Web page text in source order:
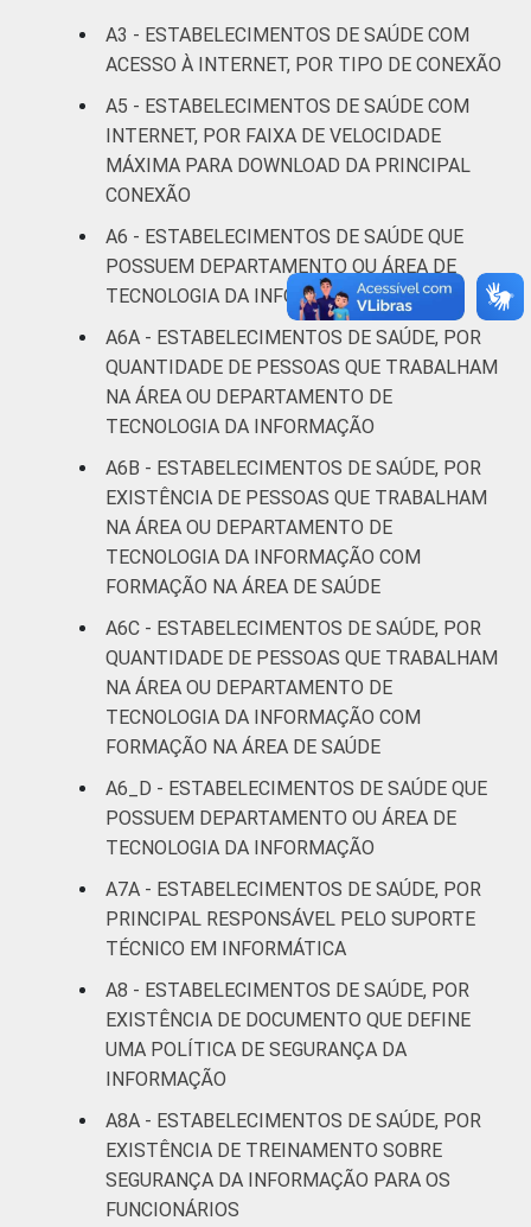
Interior 25
Fonte: CGI/NIC.br, Centro Regional de
Estudos para o Desenvolvimento da
Sociedade da Informação (Cetic.br),
Pesquisa sobre o uso das tecnologias de
estabelecimentos de saúde brasileiros - TIC
Saúde 2019.
A3 - ESTABELECIMENTOS DE SAÚDE COM
ACESSO À INTERNET, POR TIPO DE CONEXÃO
A5 - ESTABELECIMENTOS DE SAÚDE COM
INTERNET, POR FAIXA DE VELOCIDADE
MÁXIMA PARA DOWNLOAD DA PRINCIPAL
CONEXÃO
A6 - ESTABELECIMENTOS DE SAÚDE QUE
POSSUEM DEPARTAMENTO OU ÁREA DE
TECNOLOGIA DA INFORMAÇÃO
A6A - ESTABELECIMENTOS DE SAÚDE, POR
QUANTIDADE DE PESSOAS QUE TRABALHAM
NA ÁREA OU DEPARTAMENTO DE
TECNOLOGIA DA INFORMAÇÃO
A6B - ESTABELECIMENTOS DE SAÚDE, POR
EXISTÊNCIA DE PESSOAS QUE TRABALHAM
NA ÁREA OU DEPARTAMENTO DE
TECNOLOGIA DA INFORMAÇÃO COM
FORMAÇÃO NA ÁREA DE SAÚDE
A6C - ESTABELECIMENTOS DE SAÚDE, POR
QUANTIDADE DE PESSOAS QUE TRABALHAM
NA ÁREA OU DEPARTAMENTO DE
TECNOLOGIA DA INFORMAÇÃO COM
FORMAÇÃO NA ÁREA DE SAÚDE
A6_D - ESTABELECIMENTOS DE SAÚDE QUE
POSSUEM DEPARTAMENTO OU ÁREA DE
TECNOLOGIA DA INFORMAÇÃO
A7A - ESTABELECIMENTOS DE SAÚDE, POR
PRINCIPAL RESPONSÁVEL PELO SUPORTE
TÉCNICO EM INFORMÁTICA
A8 - ESTABELECIMENTOS DE SAÚDE, POR
EXISTÊNCIA DE DOCUMENTO QUE DEFINE
UMA POLÍTICA DE SEGURANÇA DA
INFORMAÇÃO
A8A - ESTABELECIMENTOS DE SAÚDE, POR
EXISTÊNCIA DE TREINAMENTO SOBRE
SEGURANÇA DA INFORMAÇÃO PARA OS
FUNCIONÁRIOS